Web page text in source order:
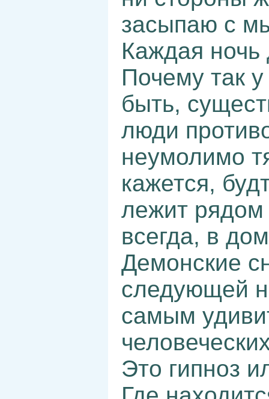
засыпаю с
Каждая ночь
Почему так
быть,
люди
неумолимо
кажется,
лежит
всегда, в
Демонские
следующей
самым
Это гипноз